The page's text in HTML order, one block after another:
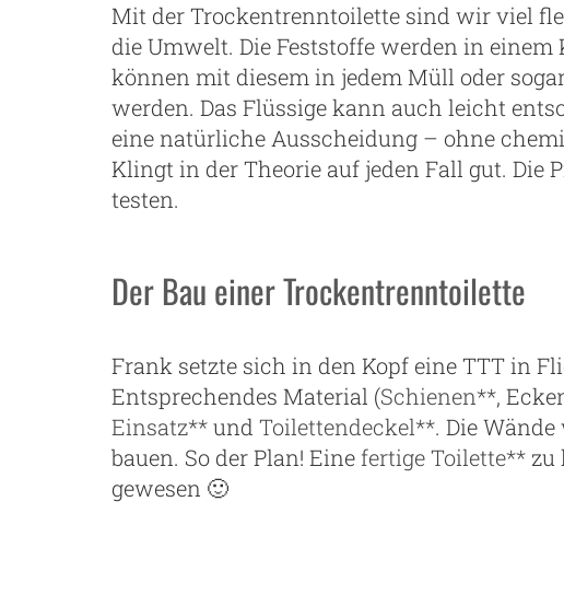
Mit der Trockentrenntoilette sind wir viel
die Umwelt. Die Feststoffe werden in
können mit diesem in jedem Müll oder
werden. Das Flüssige kann auch leicht
eine natürliche Ausscheidung – ohne
Klingt in der Theorie auf jeden Fall gut.
testen.
Der Bau einer Trockentrenntoilette
Frank setzte sich in den Kopf eine TTT in
Entsprechendes Material (Schienen**,
Einsatz**und Toilettendeckel**. Die
bauen. So der Plan! Einefertige Toilette** zu
gewesen 🙂